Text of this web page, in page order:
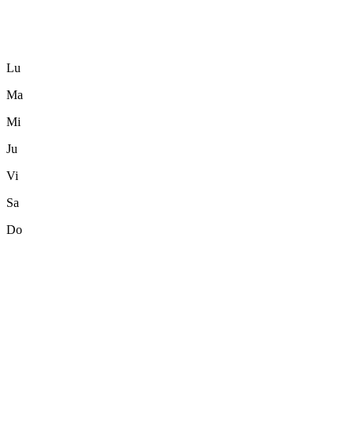
Lu
Ma
Mi
Ju
Vi
Sa
Do